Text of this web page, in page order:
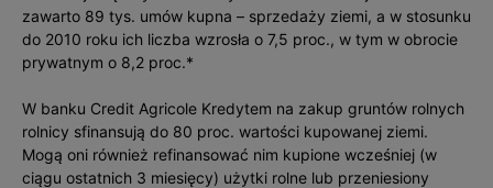
zawarto 89 tys. umów kupna – sprzedaży ziemi, a w stosunku
do 2010 roku ich liczba wzrosła o 7,5 proc., w tym w obrocie
prywatnym o 8,2 proc.*
W banku Credit Agricole Kredytem na zakup gruntów rolnych
rolnicy sfinansują do 80 proc. wartości kupowanej ziemi.
Mogą oni również refinansować nim kupione wcześniej (w
ciągu ostatnich 3 miesięcy) użytki rolne lub przeniesiony